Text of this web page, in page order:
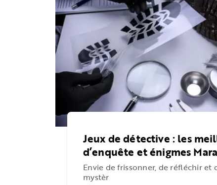
Jeux de détective : les
d’enquête et énigmes
Envie de frissonner, de réfléchir et
mystèr